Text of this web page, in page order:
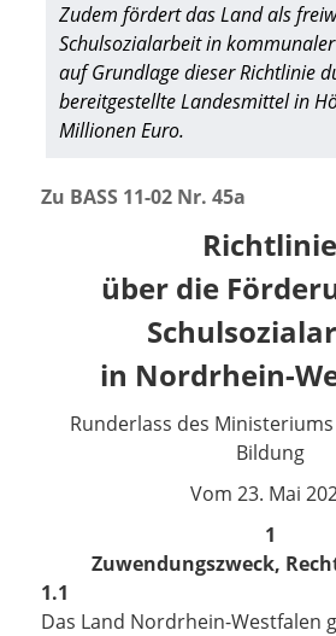
Zudem fördert das Land als
Schulsozialarbeit in
auf Grundlage dieser Richtlinie
bereitgestellte Landesmittel in
Millionen Euro.
Zu BASS 11-02 Nr. 45a
Richtlinie
über die
in Nordrhein-
Runderlass des
Bildung
Vom 23. Mai
1
Zuwendungszweck,
1.1
Das Land Nordrhein-Westfalen